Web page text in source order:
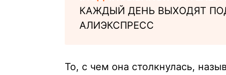
КАЖДЫЙ ДЕНЬ ВЫХОДЯТ
АЛИЭКСПРЕСС
То, с чем она столкнулась,